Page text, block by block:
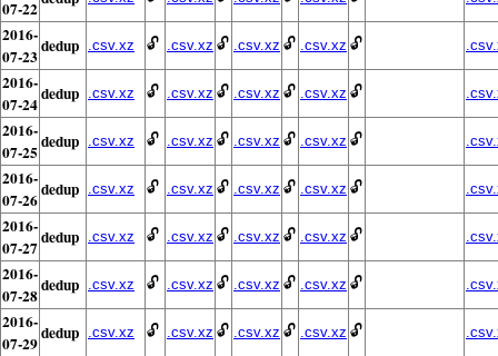
07-22
2016-
07-23dedup .csv.xz 🔓 .csv.xz 🔓 .csv.xz 🔓 .csv.xz 🔓
2016-
07-24dedup .csv.xz 🔓 .csv.xz 🔓 .csv.xz 🔓 .csv.xz 🔓
2016-
07-25 dedup .csv.xz 🔓 .csv.xz 🔓 .csv.xz 🔓 .csv.xz 🔓
2016-
07-26dedup .csv.xz 🔓 .csv.xz 🔓 .csv.xz 🔓 .csv.xz 🔓
2016-
07-27dedup .csv.xz 🔓 .csv.xz 🔓 .csv.xz 🔓 .csv.xz 🔓
2016-
07-28dedup .csv.xz 🔓 .csv.xz 🔓 .csv.xz 🔓 .csv.xz 🔓
2016-
07-29dedup .csv.xz 🔓 .csv.xz 🔓 .csv.xz 🔓 .csv.xz 🔓